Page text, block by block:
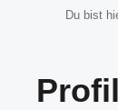
Du bist